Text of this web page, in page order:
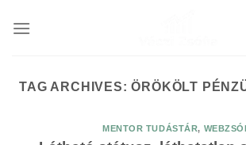
TAG ARCHIVES:ÖRÖKÖLT
MENTOR TUDÁSTÁR,